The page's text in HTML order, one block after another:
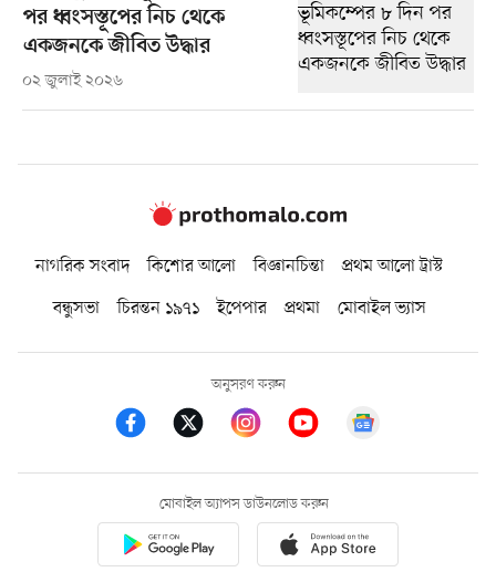
পর ধ্বংসস্তূপের নিচ থেকে
একজনকে জীবিত উদ্ধার
০২ জুলাই ২০২৬
নাগরিক সংবাদ কিশোর আলো বিজ্ঞানচিন্তা
প্রথম আলো ট্রাস্ট
বন্ধুসভা
চিরন্তন ১৯৭১ ইপেপার প্রথমা মোবাইল ভ্যাস
অনুসরণ করুন
মোবাইল অ্যাপস ডাউনলোড করুন